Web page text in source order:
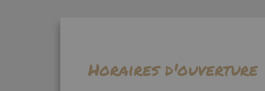
Horaires d'ouverture